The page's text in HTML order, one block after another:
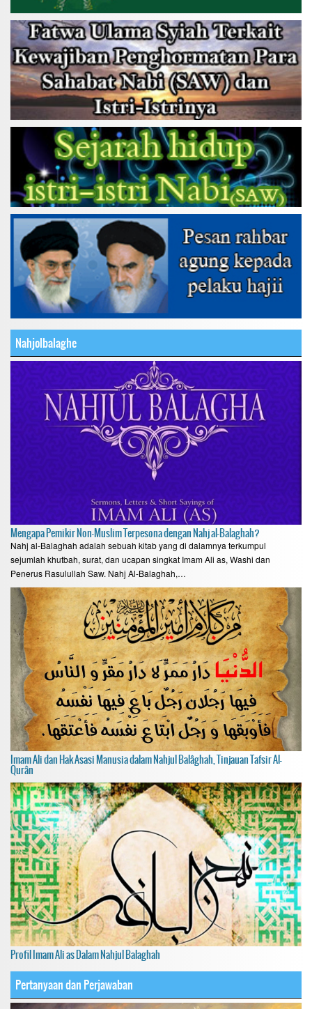
Nahjolbalaghe
Mengapa Pemikir Non-Muslim Terpesona dengan Nahj al-Balaghah?
Nahj al-Balaghah adalah sebuah kitab yang di dalamnya terkumpul
sejumlah khutbah, surat, dan ucapan singkat Imam Ali as, Washi dan
Penerus Rasulullah Saw. Nahj Al-Balaghah,…
Imam Ali dan Hak Asasi Manusia dalam Nahjul Balâghah, Tinjauan Tafsir Al-
Qurân
Profil Imam Ali as Dalam Nahjul Balaghah
Pertanyaan dan Perjawaban